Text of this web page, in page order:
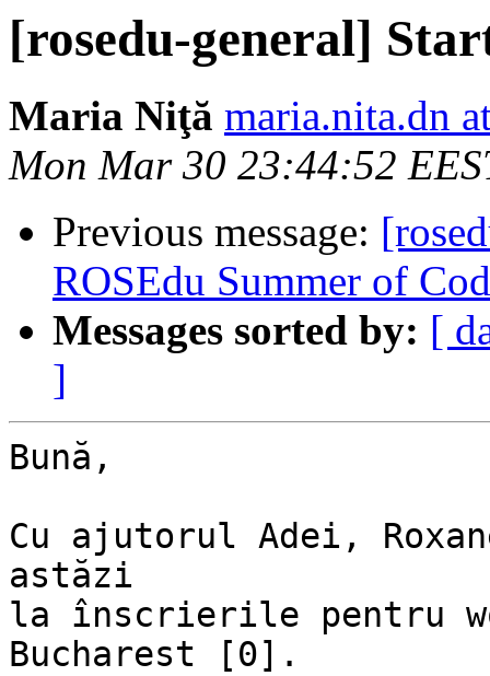
[rosedu-general]
Maria Niţă maria.nita.dn
Mon Mar 30 23:44:52
Previous message:
ROSEdu Summer of
Messages sorted by: [
]
Bună,
Cu ajutorul Adei,
astăzi
la înscrierile pentru
Bucharest [0].